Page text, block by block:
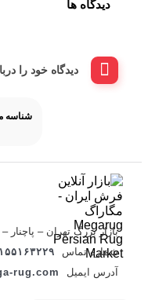
دیدگاه ها
دیدگاه خود را
شناسه
بازار بزرگ تهران –
شماره تماس
آدرس ایمیل
rug.com